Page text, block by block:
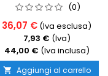
(0)
36,07 € (Iva esclusa)
7,93 € (Iva)
44,00 € (Iva inclusa)
 Aggiungi al carrello